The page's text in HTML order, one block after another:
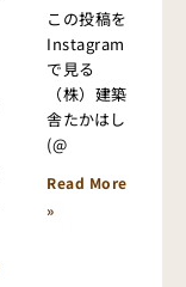
この投稿を
Instagram
で見る
（株）建築
舎たかはし
(@
Read More
»